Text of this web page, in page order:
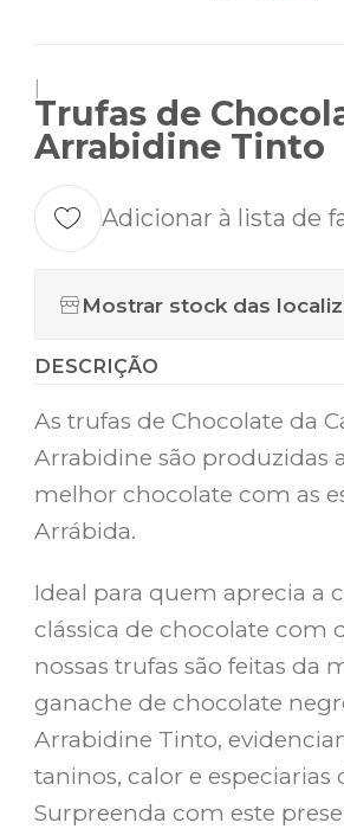
Trufas de
Arrabidine Tinto
Adicionar à lista de
Mostrar stock das
DESCRIÇÃO
As trufas de Chocolate da
Arrabidine são produzidas
melhor chocolate com as
Arrábida.
Ideal para quem aprecia a
clássica de chocolate com
nossas trufas são feitas da
ganache de chocolate
Arrabidine Tinto,
taninos, calor e especiarias
Surpreenda com este